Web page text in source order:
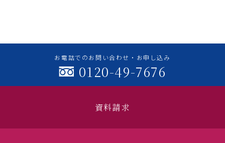
お電話でのお問い合わせ・お申し込み
0120-49-7676
資料請求